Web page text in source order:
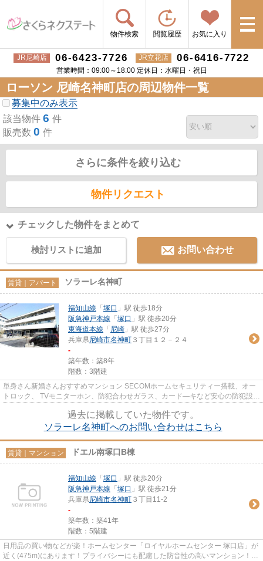
物件検索 閲覧履歴 お気に入り
JR尼崎店 06-6423-7726 JR立花店 06-6416-7722
営業時間：09:00～18:00 定休日：水曜日・祝日
ローソン 尼崎名神町店の周辺物件一覧
募集中のみ表示
該当物件 6 件
販売数 0 件
さらに条件を絞り込む
物件リクエスト
チェックした物件をまとめて
検討リストに追加 お問い合わせ
賃貸｜アパート ソラーレ名神町
福知山線 「 塚口 」駅 徒歩18分
阪急神戸本線 「 塚口 」駅 徒歩20分
東海道本線 「 尼崎 」駅 徒歩27分
兵庫県尼崎市名神町 ３丁目１２－２４
-
築年数：築8年
階数：3階建
単身さん新婚さんおすすめマンション SECOMホームセキュリティー搭載、オー
トロック、 TVモニターホン、防犯合わせガラス、カード―キなど安心の防犯設
過去に掲載していた物件です。
ソラーレ名神町へのお問い合わせはこちら
賃貸｜マンション ドエル南塚口B棟
福知山線 「 塚口 」駅 徒歩20分
阪急神戸本線 「 塚口 」駅 徒歩21分
兵庫県尼崎市名神町 ３丁目11-2
-
築年数：築41年
階数：5階建
日用品の買い物などが楽！ホームセンター「ロイヤルホームセンター 塚口店」が
近く(475m)にあります！プライバシーにも配慮した防音性の高いマンション！陽